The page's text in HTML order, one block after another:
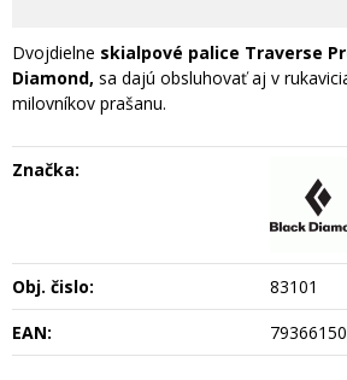
Dvojdielne skialpové palice Traverse
Diamond, sa dajú obsluhovať aj v
milovníkov prašanu.
Značka:
Obj. čislo:
83101
EAN: